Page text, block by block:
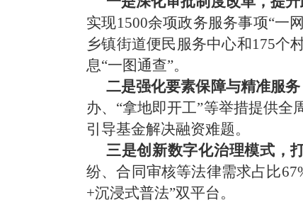
实现1500余项政务服务事项“一
乡镇街道便民服务中心和175个
息“一图通查”。
二是强化要素保障与精准服务
办、“拿地即开工”等举措提供
引导基金解决融资难题。
三是创新数字化治理模式，
纷、合同审核等法律需求占比
+沉浸式普法”双平台。